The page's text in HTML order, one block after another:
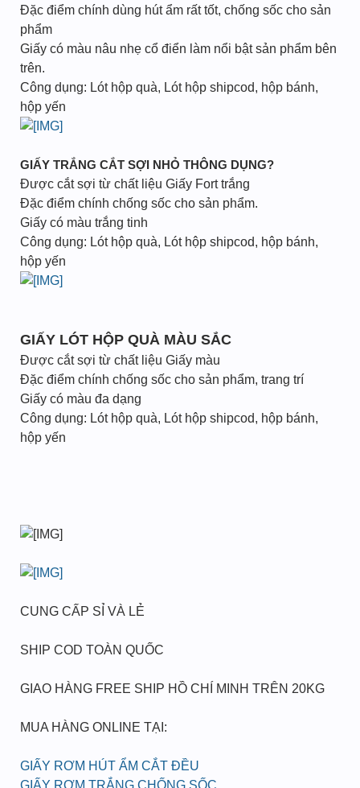
Đặc điểm chính dùng hút ẩm rất tốt, chống sốc cho sản
phẩm
Giấy có màu nâu nhẹ cổ điển làm nổi bật sản phẩm bên
trên.
Công dụng: Lót hộp quà, Lót hộp shipcod, hộp bánh,
hộp yến
GIẤY TRẮNG CẮT SỢI NHỎ THÔNG DỤNG?
Được cắt sợi từ chất liệu Giấy Fort trắng
Đặc điểm chính chống sốc cho sản phẩm.
Giấy có màu trắng tinh
Công dụng: Lót hộp quà, Lót hộp shipcod, hộp bánh,
hộp yến
GIẤY LÓT HỘP QUÀ MÀU SẮC
Được cắt sợi từ chất liệu Giấy màu
Đặc điểm chính chống sốc cho sản phẩm, trang trí
Giấy có màu đa dạng
Công dụng: Lót hộp quà, Lót hộp shipcod, hộp bánh,
hộp yến
CUNG CẤP SỈ VÀ LẺ
SHIP COD TOÀN QUỐC
GIAO HÀNG FREE SHIP HỒ CHÍ MINH TRÊN 20KG
MUA HÀNG ONLINE TẠI:
GIẤY RƠM HÚT ẨM CẮT ĐỀU
GIẤY RƠM TRẮNG CHỐNG SỐC